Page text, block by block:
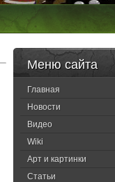
Меню сайта
Главная
Новости
Видео
Wiki
Арт и картинки
Статьи